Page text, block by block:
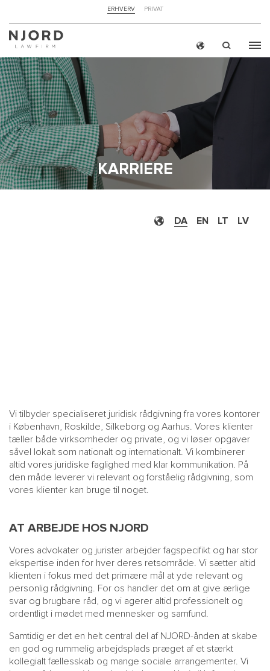
Skip
to
main
content
TOP
MENU
ERHVERV PRIVAT
MAIN
MENU
SMALL
HR
OM
KARRIERE
DA EN LT LV
Vi tilbyder specialiseret juridisk rådgivning fra vores kontorer
i København, Roskilde, Silkeborg og Aarhus. Vores klienter
tæller både virksomheder og private, og vi løser opgaver
såvel lokalt som nationalt og internationalt. Vi kombinerer
altid vores juridiske faglighed med klar kommunikation. På
den måde leverer vi relevant og forståelig rådgivning, som
vores klienter kan bruge til noget.
AT ARBEJDE HOS NJORD
Vores advokater og jurister arbejder fagspecifikt og har stor
ekspertise inden for hver deres retsområde. Vi sætter altid
klienten i fokus med det primære mål at yde relevant og
personlig rådgivning. For os handler det om at give ærlige
svar og brugbare råd, og vi agerer altid professionelt og
ordentligt i mødet med mennesker og samfund.
Samtidig er det en helt central del af NJORD-ånden at skabe
en god og rummelig arbejdsplads præget af et stærkt
kollegialt fællesskab og mange sociale arrangementer. Vi